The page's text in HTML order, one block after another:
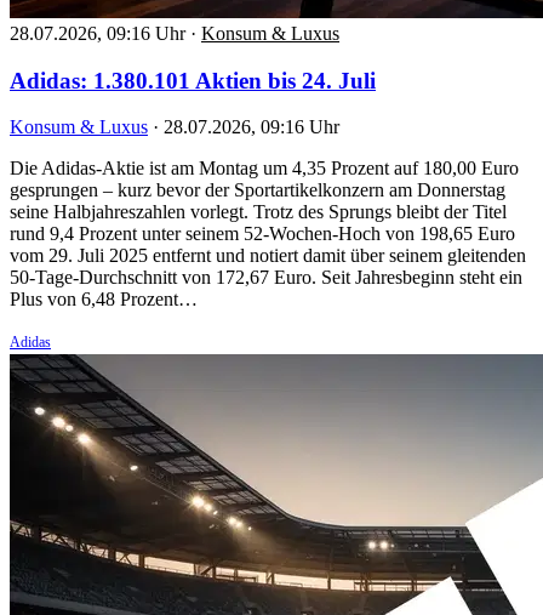
28.07.2026, 09:16 Uhr · Konsum & Luxus
Adidas: 1.380.101 Aktien bis 24. Juli
Konsum & Luxus · 28.07.2026, 09:16 Uhr
Die Adidas-Aktie ist am Montag um 4,35 Prozent auf 180,00 Euro
gesprungen – kurz bevor der Sportartikelkonzern am Donnerstag
seine Halbjahreszahlen vorlegt. Trotz des Sprungs bleibt der Titel
rund 9,4 Prozent unter seinem 52-Wochen-Hoch von 198,65 Euro
vom 29. Juli 2025 entfernt und notiert damit über seinem gleitenden
50-Tage-Durchschnitt von 172,67 Euro. Seit Jahresbeginn steht ein
Plus von 6,48 Prozent…
Adidas